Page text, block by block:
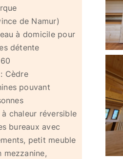
de Namur)
à domicile pour
détente
: Cèdre
pouvant
chaleur réversible
bureaux avec
petit meuble
mezzanine,